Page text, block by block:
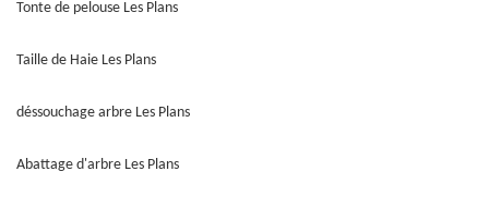
Tonte de pelouse Les Plans
Taille de Haie Les Plans
déssouchage arbre Les Plans
Abattage d'arbre Les Plans